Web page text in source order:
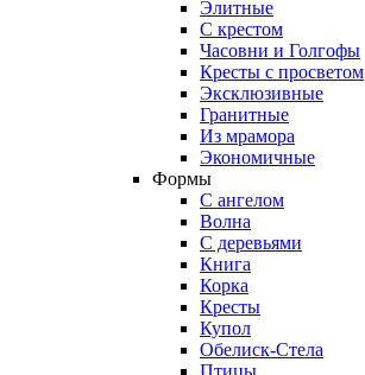
Элитные
С крестом
Часовни и Голгофы
Кресты с просветом
Эксклюзивные
Гранитные
Из мрамора
Экономичные
Формы
С ангелом
Волна
С деревьями
Книга
Корка
Кресты
Купол
Обелиск-Стела
Птицы